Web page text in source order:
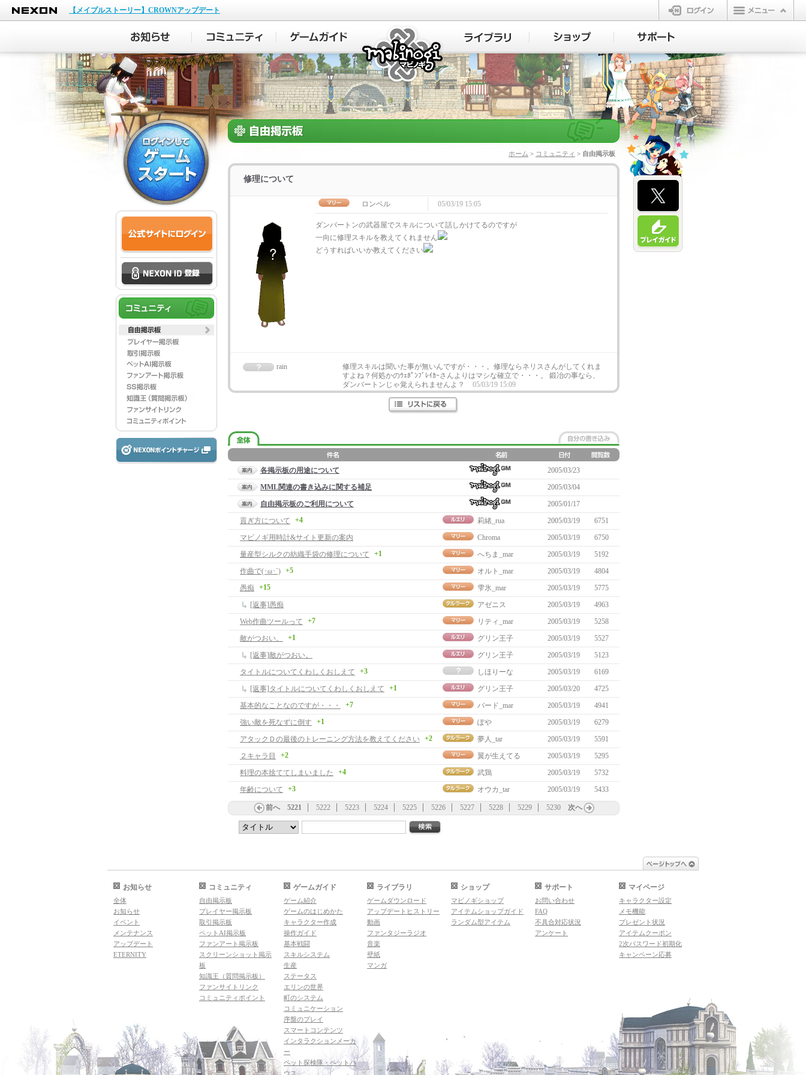
NEXON
【メイプルストーリー】CROWNアップデート
ログイン
マビノギ
ホーム > コミュニティ > 自由掲示板
修理について
ロンベル 05/03/19 15:05
ダンバートンの武器屋でスキルについて話しかけてるのですが
一向に修理スキルを教えてくれません
どうすればいいか教えてください
rain
修理スキルは聞いた事が無いんですが・・・。修理ならネリスさんがしてくれま
すよね？何処かのｳｪﾎﾟﾝﾌﾞﾚｲｶｰさんよりはマシな確立で・・・。 鍛冶の事なら、
ダンバートンじゃ覚えられませんよ？
05/03/19 15:09
各掲示板の用途について
2005/03/23
MML関連の書き込みに関する補足
2005/03/04
自由掲示板のご利用について
2005/01/17
貢ぎ方について
+4 莉緒_rua 2005/03/19
6751
マビノギ用時計&サイト更新の案内
Chroma 2005/03/19
6750
量産型シルクの紡織手袋の修理について
+1 へちま_mar 2005/03/19
5192
作曲で(･ω･`) +5 オルト_mar 2005/03/19
4804
愚痴
+15 雫氷_mar 2005/03/19
5775
[返事]愚痴
アゼニス 2005/03/19
4963
Web作曲ツールって
+7 リティ_mar 2005/03/19
5258
敵がつおい。
+1 グリン王子 2005/03/19
5527
[返事]敵がつおい。
グリン王子 2005/03/19
5123
タイトルについてくわしくおしえて
+3 しほりーな 2005/03/19
6169
[返事]タイトルについてくわしくおしえて
+1 グリン王子 2005/03/20
4725
基本的なことなのですが・・・
+7 バード_mar 2005/03/19
4941
強い敵を死なずに倒す
+1 ぽや 2005/03/19
6279
アタックＤの最後のトレーニング方法を教えてください +2 夢人_tar 2005/03/19
5591
２キャラ目
+2 翼が生えてる 2005/03/19
5295
料理の本捨ててしまいました
+4 武鶏 2005/03/19
5732
年齢について
+3 オウカ_tar 2005/03/19 5433
前へ 5221 5222 5223 5224 5225 5226 5227 5228 5229 5230 次へ
お知らせ
全体
お知らせ
イベント
メンテナンス
アップデート
ETERNITY
コミュニティ
自由掲示板
プレイヤー掲示板
取引掲示板
ペットAI掲示板
ファンアート掲示板
スクリーンショット掲示
板
知識王（質問掲示板）
ファンサイトリンク
コミュニティポイント
ゲームガイド
ゲーム紹介
ゲームのはじめかた
キャラクター作成
操作ガイド
基本戦闘
スキルシステム
生産
ステータス
エリンの世界
町のシステム
コミュニケーション
序盤のプレイ
スマートコンテンツ
インタラクションメーカ
ー
ペット探検隊・ペットハ
ウス
ライブラリ
ゲームダウンロード
アップデートヒストリー
動画
ファンタジーラジオ
音楽
壁紙
マンガ
ショップ
マビノギショップ
アイテムショップガイド
ランダム型アイテム
サポート
お問い合わせ
FAQ
不具合対応状況
アンケート
マイページ
キャラクター設定
メモ機能
プレゼント状況
アイテムクーポン
2次パスワード初期化
キャンペーン応募